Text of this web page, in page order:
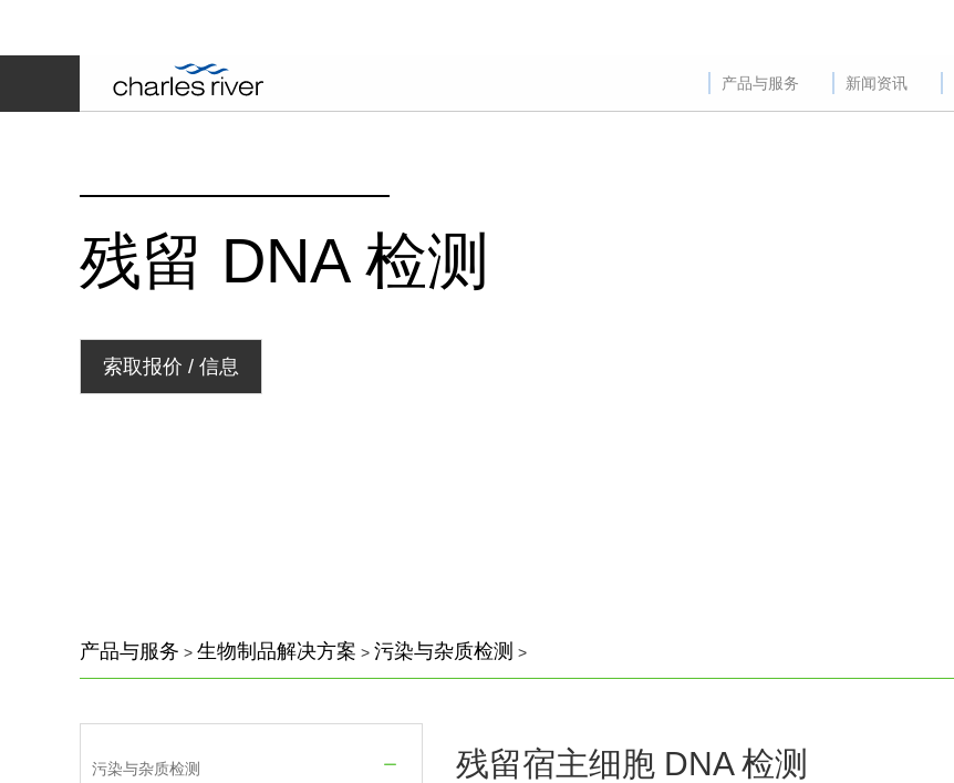
产品与服务 新闻资讯
残留 DNA 检测
索取报价 / 信息
产品与服务 > 生物制品解决方案 > 污染与杂质检测 >
污染与杂质检测 残留宿主细胞 DNA 检测